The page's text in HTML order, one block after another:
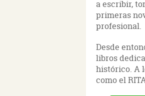
a escribir,
primeras
profesional.
Desde
libros
histórico. A
como el